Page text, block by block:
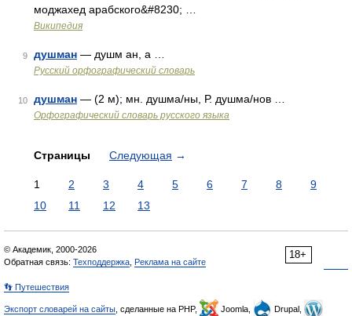
моджахед арабского&#8230; …
Википедия
9 душман — душм ан, а …
Русский орфографический словарь
10 душман — (2 м); мн. душма/ны, Р. душма/нов …
Орфографический словарь русского языка
Страницы Следующая →
1 2 3 4 5 6 7 8
9
10
11 12 13
18+
© Академик, 2000-2026
Обратная связь: Техподдержка Реклама на сайте
👣 Путешествия
Экспорт словарей на сайты , сделанные на PHP, Joomla,
Drupal,